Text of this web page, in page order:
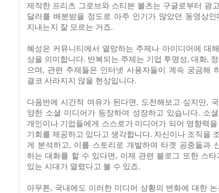
제작한 프리츠 그로브와 스티븐 볼츠는 구글로부터 광
달러를 배분받을 정도로 아주 인기가 많았던 동영상
지내는지 잘 모르는 거죠.
혜성은 커뮤니티에서 열망하는 주제나 아이디어에 대
상을 의미합니다. 반복되는 주제는 기업 투명성, 대화,
으며, 관련 주제들은 인터넷 사용자들이 계속 궁금해
결코 사라지지 않을 현상입니다.
다음번에 시간적 여유가 된다면, 도전해보고 싶지만,
양한 소셜 미디어가 등장하여 성장하고 있습니다. 소
개인이나 기업들에게 스스로가 미디어가 되어 영향력
기회를 제공하고 있다고 생각합니다. 자신이나 조직을
게 분석하고, 이를 스토리로 개발하여 타겟 공중들과
하는 대화를 할 수 있다면, 이제 관련 블로그 또한 스
있는 시대가 열렸다고 볼 수 있죠.
아무튼, 국내에도 이러한 미디어 상황의 변화에 대한